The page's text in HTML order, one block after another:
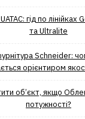
гід по
та Ultralite
Schneider:
орієнтиром
об’єкт, якщо
потужності?